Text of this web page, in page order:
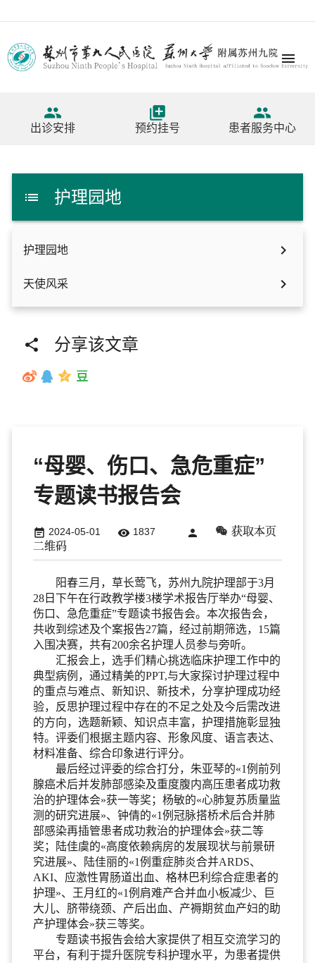


出诊安排

预约挂号

患者服务中心
 护理园地
护理园地 
天使风采 
 分享该文章
“母婴、伤口、急危重症”
专题读书报告会
 2024-05-01  1837 
获取本页
二维码
阳春三月，草长莺飞，苏州九院护理部于3月
28日下午在行政教学楼3楼学术报告厅举办“母婴、
伤口、急危重症”专题读书报告会。本次报告会，
共收到综述及个案报告27篇，经过前期筛选，15篇
入围决赛，共有200余名护理人员参与旁听。
汇报会上，选手们精心挑选临床护理工作中的
典型病例，通过精美的PPT,与大家探讨护理过程中
的重点与难点、新知识、新技术，分享护理成功经
验，反思护理过程中存在的不足之处及今后需改进
的方向，选题新颖、知识点丰富，护理措施彰显独
特。评委们根据主题内容、形象风度、语言表达、
材料准备、综合印象进行评分。
最后经过评委的综合打分，朱亚琴的«1例前列
腺癌术后并发肺部感染及重度腹内高压患者成功救
治的护理体会»获一等奖；杨敏的«心肺复苏质量监
测的研究进展»、钟倩的«1例冠脉搭桥术后合并肺
部感染再插管患者成功救治的护理体会»获二等
奖；陆佳虞的«高度依赖病房的发展现状与前景研
究进展»、陆佳丽的«1例重症肺炎合并ARDS、
AKI、应激性胃肠道出血、格林巴利综合症患者的
护理»、王月红的«1例肩难产合并血小板减少、巨
大儿、脐带绕颈、产后出血、产褥期贫血产妇的助
产护理体会»获三等奖。
专题读书报告会给大家提供了相互交流学习的
平台，有利于提升医院专科护理水平，为患者提供